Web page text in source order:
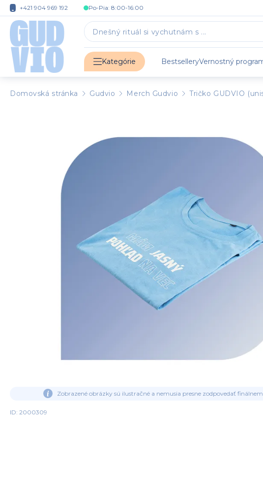
+421 904 969 192 Po-Pia: 8:00-16:00
Kategórie BestselleryVernostný
Domovská stránka Gudvio Merch Gudvio Tričko GUDVIO
Zobrazené obrázky sú ilustračné a nemusia presne zodpovedať
ID: 2000309